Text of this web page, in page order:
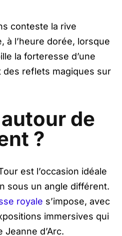
conteste la rive
à l’heure dorée, lorsque
la forteresse d’une
reflets magiques sur
de
?
est l’occasion idéale
sous un angle différent.
royale s’impose, avec
immersives qui
Jeanne d’Arc.